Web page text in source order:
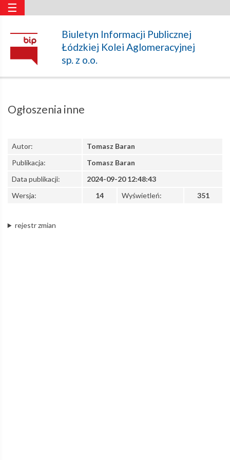
Ogłoszenia
inne
Kolej
Aglomeracyjna
Biuletyn Informacji Publicznej
Łódzkiej Kolei Aglomeracyjnej
sp. z o.o.
☰
Ogłoszenia inne
Autor: Tomasz Baran
Wersja: 14 Wyświetleń: 351
Publikacja:
Tomasz Baran
Data publikacji:
2024-09-20 12:48:43
rejestr zmian